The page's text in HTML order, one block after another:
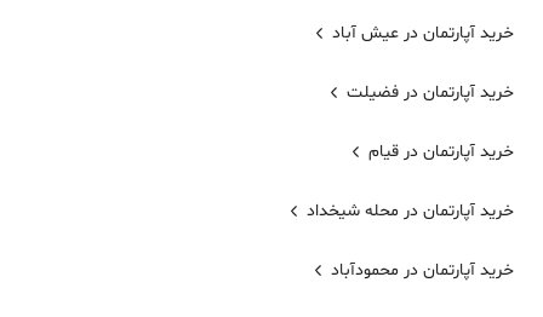
خرید آپارتمان در عیش آباد
خرید آپارتمان در فضیلت
خرید آپارتمان در قیام
خرید آپارتمان در محله شیخداد
خرید آپارتمان در محمودآباد